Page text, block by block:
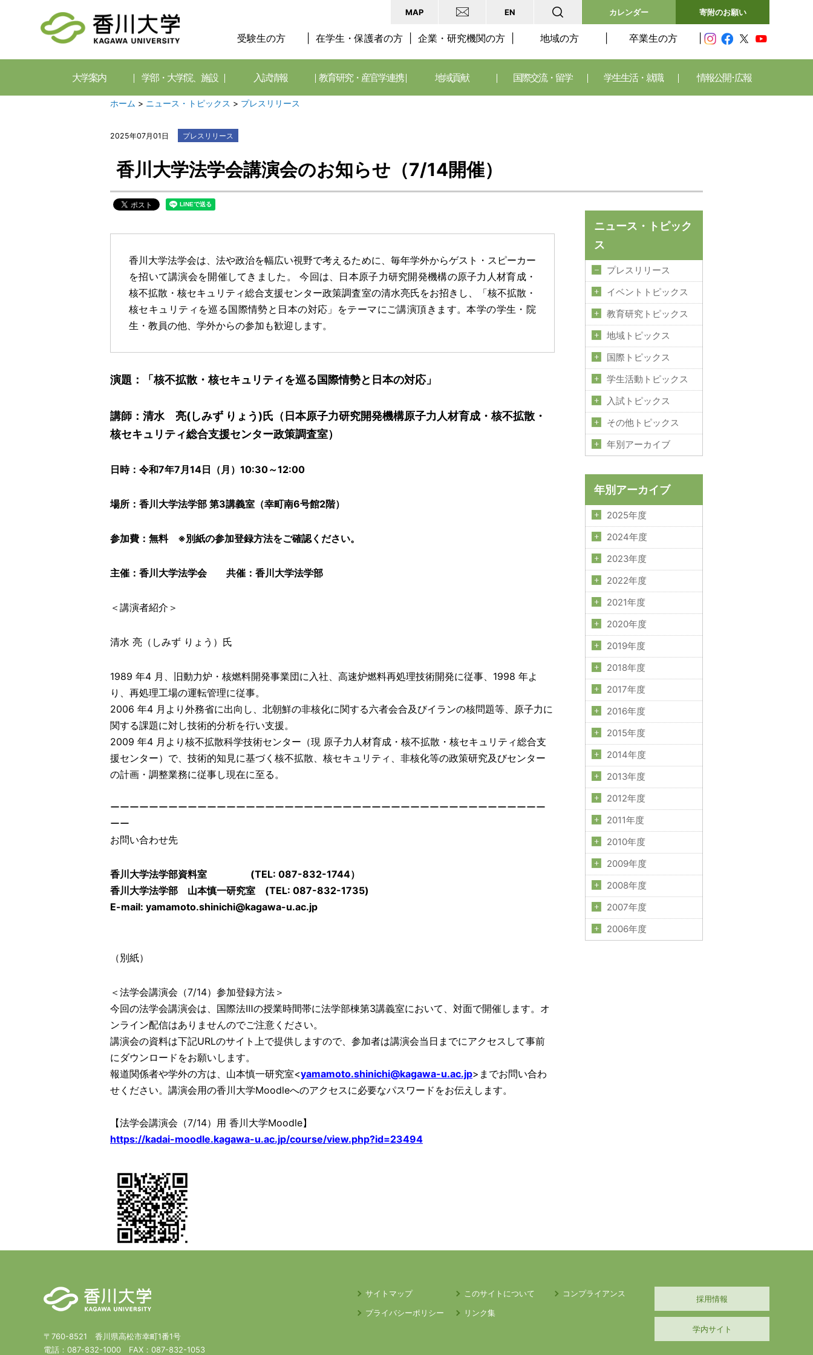
MAP EN カレンダー 寄附のお願い
受験生の方 在学生・保護者の方 企業・研究機関の方 地域の方 卒業生の方
大学案内 学部・大学院、施設 入試情報 教育研究・産官学連携 地域貢献 国際交流・留学 学生生活・就職 情報公開･広報
ホーム > ニュース・トピックス > プレスリリース
2025年07月01日 プレスリリース
香川大学法学会講演会のお知らせ（7/14開催）
香川大学法学会は、法や政治を幅広い視野で考えるために、毎年学外からゲスト・スピーカー
を招いて講演会を開催してきました。 今回は、日本原子力研究開発機構の原子力人材育成・
核不拡散・核セキュリティ総合支援センター政策調査室の清水亮氏をお招きし、「核不拡散・
核セキュリティを巡る国際情勢と日本の対応」をテーマにご講演頂きます。本学の学生・院
生・教員の他、学外からの参加も歓迎します。
演題：「核不拡散・核セキュリティを巡る国際情勢と日本の対応」
講師：清水 亮(しみず りょう)氏（日本原子力研究開発機構原子力人材育成・核不拡散・
核セキュリティ総合支援センター政策調査室）
日時：令和7年7月14日（月）10:30～12:00
場所：香川大学法学部 第3講義室（幸町南6号館2階）
参加費：無料 ※別紙の参加登録方法をご確認ください。
主催：香川大学法学会 共催：香川大学法学部
＜講演者紹介＞
清水 亮（しみず りょう）氏
1989 年4 月、旧動力炉・核燃料開発事業団に入社、高速炉燃料再処理技術開発に従事、1998 年よ
り、再処理工場の運転管理に従事。
2006 年4 月より外務省に出向し、北朝鮮の非核化に関する六者会合及びイランの核問題等、原子力に
関する課題に対し技術的分析を行い支援。
2009 年4 月より核不拡散科学技術センター（現 原子力人材育成・核不拡散・核セキュリティ総合支
援センター）で、技術的知見に基づく核不拡散、核セキュリティ、非核化等の政策研究及びセンター
の計画・調整業務に従事し現在に至る。
ーーーーーーーーーーーーーーーーーーーーーーーーーーーーーーーーーーーーーーーーーーーーー
ーー
お問い合わせ先
香川大学法学部資料室 (TEL: 087-832-1744）
香川大学法学部 山本慎一研究室 (TEL: 087-832-1735)
E-mail: yamamoto.shinichi@kagawa-u.ac.jp
（別紙）
＜法学会講演会（7/14）参加登録方法＞
今回の法学会講演会は、国際法Ⅲの授業時間帯に法学部棟第3講義室において、対面で開催します。オ
ンライン配信はありませんのでご注意ください。
講演会の資料は下記URLのサイト上で提供しますので、参加者は講演会当日までにアクセスして事前
にダウンロードをお願いします。
報道関係者や学外の方は、山本慎一研究室<yamamoto.shinichi@kagawa-u.ac.jp>までお問い合わ
せください。講演会用の香川大学Moodleへのアクセスに必要なパスワードをお伝えします。
【法学会講演会（7/14）用 香川大学Moodle】
https://kadai-moodle.kagawa-u.ac.jp/course/view.php?id=23494
ニュース・トピック
ス
プレスリリース
イベントトピックス
教育研究トピックス
地域トピックス
国際トピックス
学生活動トピックス
入試トピックス
その他トピックス
年別アーカイブ
年別アーカイブ
2025年度
2024年度
2023年度
2022年度
2021年度
2020年度
2019年度
2018年度
2017年度
2016年度
2015年度
2014年度
2013年度
2012年度
2011年度
2010年度
2009年度
2008年度
2007年度
2006年度
〒760-8521 香川県高松市幸町1番1号
電話： 087-832-1000 FAX： 087-832-1053
サイトマップ このサイトについて
コンプライアンス
プライバシーポリシー
リンク集
採用情報
学内サイト